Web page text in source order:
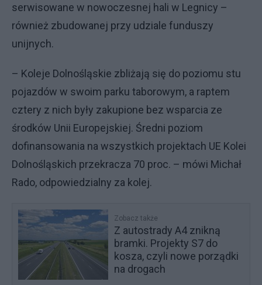
serwisowane w nowoczesnej hali w Legnicy –
również zbudowanej przy udziale funduszy
unijnych.
– Koleje Dolnośląskie zbliżają się do poziomu stu
pojazdów w swoim parku taborowym, a raptem
cztery z nich były zakupione bez wsparcia ze
środków Unii Europejskiej. Średni poziom
dofinansowania na wszystkich projektach UE Kolei
Dolnośląskich przekracza 70 proc. – mówi Michał
Rado, odpowiedzialny za kolej.
Zobacz także
Z autostrady A4 znikną
bramki. Projekty S7 do
kosza, czyli nowe porządki
na drogach